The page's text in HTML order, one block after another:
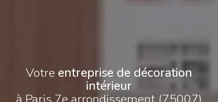
Votre entreprise de décoration
intérieur